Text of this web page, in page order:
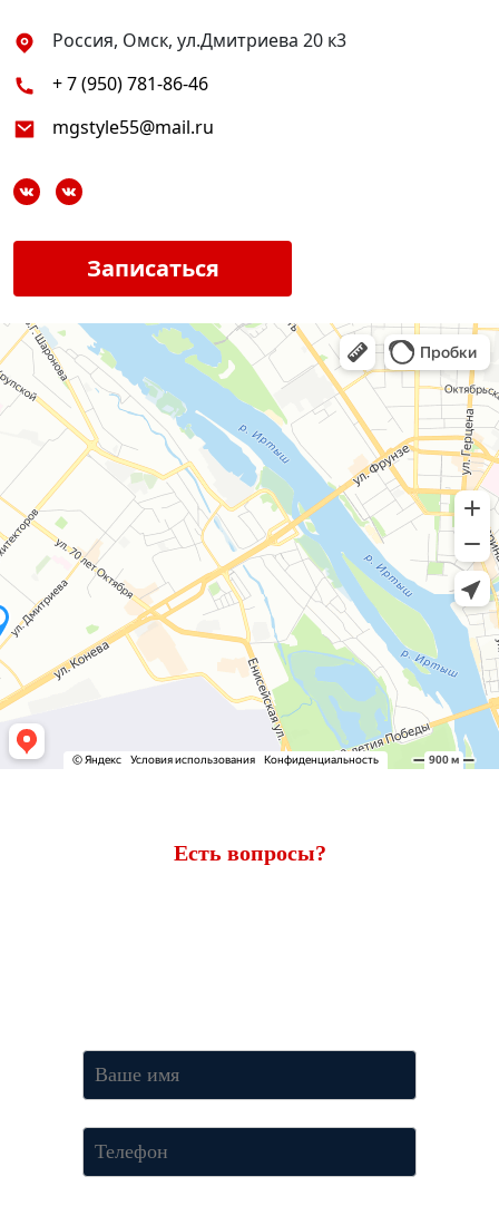
Россия, Омск, ул.Дмитриева 20 к3
+ 7 (950) 781-86-46
mgstyle55@mail.ru
Записаться
Есть вопросы?